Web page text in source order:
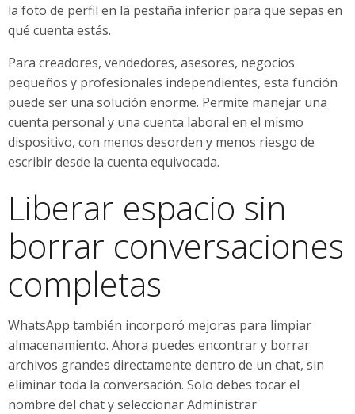
la foto de perfil en la pestaña inferior para que sepas en
qué cuenta estás.
Para creadores, vendedores, asesores, negocios
pequeños y profesionales independientes, esta función
puede ser una solución enorme. Permite manejar una
cuenta personal y una cuenta laboral en el mismo
dispositivo, con menos desorden y menos riesgo de
escribir desde la cuenta equivocada.
Liberar espacio sin
borrar conversaciones
completas
WhatsApp también incorporó mejoras para limpiar
almacenamiento. Ahora puedes encontrar y borrar
archivos grandes directamente dentro de un chat, sin
eliminar toda la conversación. Solo debes tocar el
nombre del chat y seleccionar Administrar